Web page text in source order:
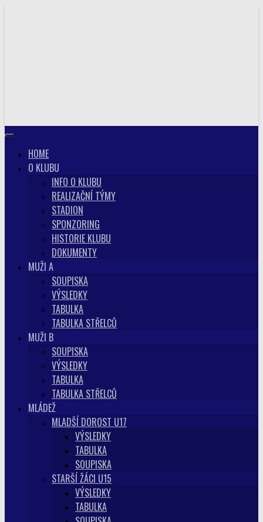
HOME
O KLUBU
INFO O KLUBU
REALIZAČNÍ TÝMY
STADION
SPONZORING
HISTORIE KLUBU
DOKUMENTY
MUŽI A
SOUPISKA
VÝSLEDKY
TABULKA
TABULKA STŘELCŮ
MUŽI B
SOUPISKA
VÝSLEDKY
TABULKA
TABULKA STŘELCŮ
MLÁDEŽ
MLADŠÍ DOROST U17
VÝSLEDKY
TABULKA
SOUPISKA
STARŠÍ ŽÁCI U15
VÝSLEDKY
TABULKA